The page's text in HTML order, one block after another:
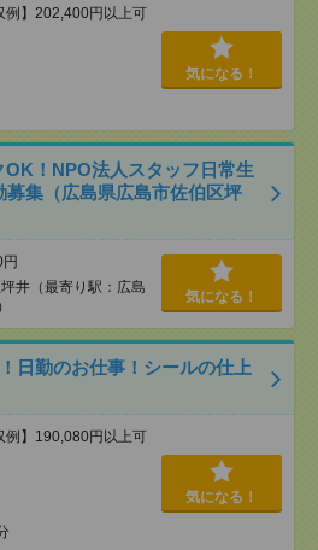
】202,400円以上可
気になる！
！NPO法人スタッフ日常生
集（広島県広島市佐伯区坪
井（最寄り駅：広島
気になる！
日勤のお仕事！シールの仕上
】190,080円以上可
気になる！